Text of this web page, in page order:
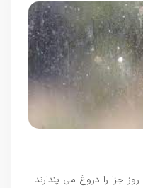
الدِّينِ ﴿۱۱﴾ آنان كه روز جزا را دروغ مى ‏پندارند